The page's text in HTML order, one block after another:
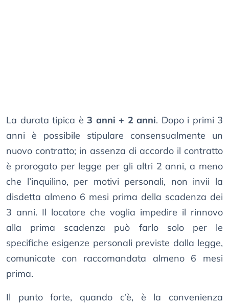
La durata tipica è 3 anni + 2 anni. Dopo i primi 3
anni è possibile stipulare consensualmente un
nuovo contratto; in assenza di accordo il contratto
è prorogato per legge per gli altri 2 anni, a meno
che l’inquilino, per motivi personali, non invii la
disdetta almeno 6 mesi prima della scadenza dei
3 anni. Il locatore che voglia impedire il rinnovo
alla prima scadenza può farlo solo per le
specifiche esigenze personali previste dalla legge,
comunicate con raccomandata almeno 6 mesi
prima.
Il punto forte, quando c’è, è la convenienza